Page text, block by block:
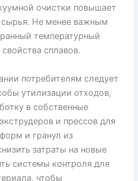
очистки повышает
сырья. Не менее важным
температурный
сплавов.
потребителям следует
утилизации отходов,
в собственные
и прессов для
и гранул из
затраты на новые
системы контроля для
чтобы